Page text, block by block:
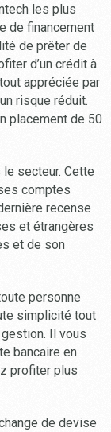
les plus
de financement
de prêter de
d’un crédit à
appréciée par
risque réduit.
placement de 50
secteur. Cette
comptes
recense
et étrangères
et de son
personne
simplicité tout
Il vous
bancaire en
profiter plus
de devise